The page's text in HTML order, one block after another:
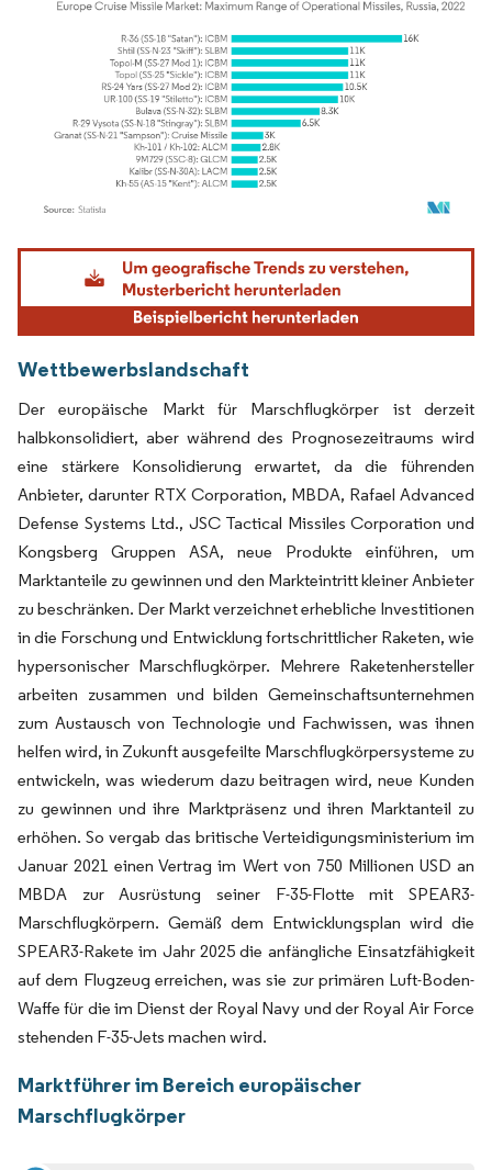
Bild © Mordor Intelligence. Wiederverwendung erfordert Namensnennung gemäß
Wettbewerbslandschaft
Der europäische Markt für Marschflugkörper ist derzeit
halbkonsolidiert, aber während des Prognosezeitraums wird
eine stärkere Konsolidierung erwartet, da die führenden
Anbieter, darunter RTX Corporation, MBDA, Rafael Advanced
Defense Systems Ltd., JSC Tactical Missiles Corporation und
Kongsberg Gruppen ASA, neue Produkte einführen, um
Marktanteile zu gewinnen und den Markteintritt kleiner Anbieter
zu beschränken. Der Markt verzeichnet erhebliche Investitionen
in die Forschung und Entwicklung fortschrittlicher Raketen, wie
hypersonischer Marschflugkörper. Mehrere Raketenhersteller
arbeiten zusammen und bilden Gemeinschaftsunternehmen
zum Austausch von Technologie und Fachwissen, was ihnen
helfen wird, in Zukunft ausgefeilte Marschflugkörpersysteme zu
entwickeln, was wiederum dazu beitragen wird, neue Kunden
zu gewinnen und ihre Marktpräsenz und ihren Marktanteil zu
erhöhen. So vergab das britische Verteidigungsministerium im
Januar 2021 einen Vertrag im Wert von 750 Millionen USD an
MBDA zur Ausrüstung seiner F-35-Flotte mit SPEAR3-
Marschflugkörpern. Gemäß dem Entwicklungsplan wird die
SPEAR3-Rakete im Jahr 2025 die anfängliche Einsatzfähigkeit
auf dem Flugzeug erreichen, was sie zur primären Luft-Boden-
Waffe für die im Dienst der Royal Navy und der Royal Air Force
stehenden F-35-Jets machen wird.
Marktführer im Bereich europäischer
Marschflugkörper